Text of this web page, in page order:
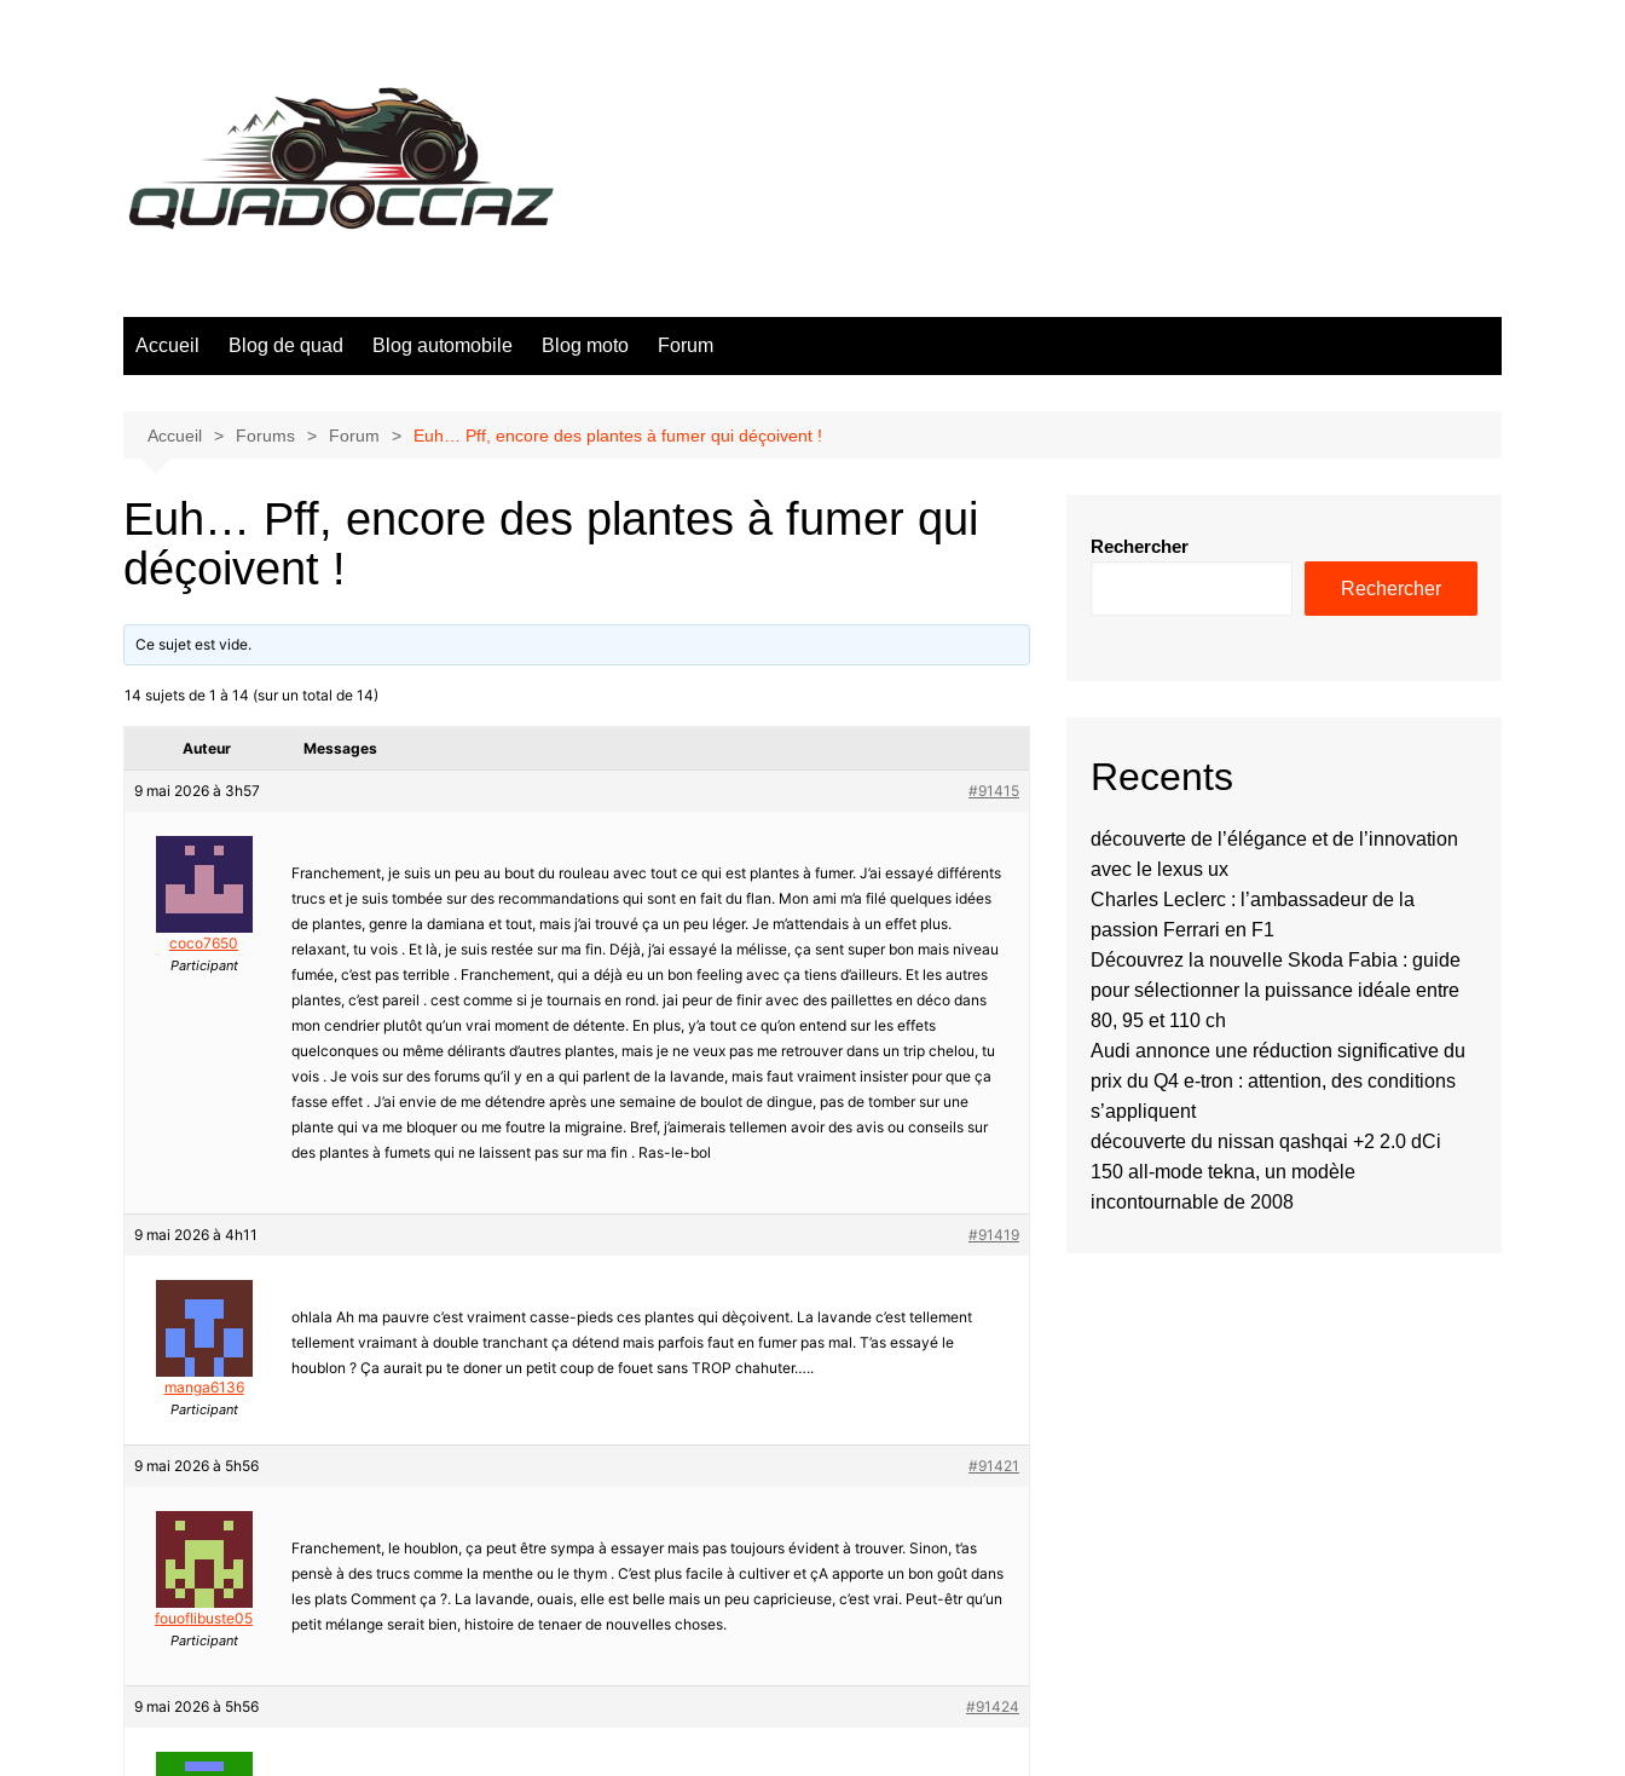
Accueil Blog de quad Blog automobile Blog moto Forum
Accueil Forums Forum Euh… Pff, encore des plantes à fumer qui déçoivent !
Euh… Pff, encore des plantes à fumer qui
déçoivent !
Ce sujet est vide.
14 sujets de 1 à 14 (sur un total de 14)
Auteur Messages
9 mai 2026 à 3h57 #91415
coco7650
Participant
Franchement, je suis un peu au bout du rouleau avec tout ce qui est plantes à fumer. J’ai essayé différents
trucs et je suis tombée sur des recommandations qui sont en fait du flan. Mon ami m’a filé quelques idées
de plantes, genre la damiana et tout, mais j’ai trouvé ça un peu léger. Je m’attendais à un effet plus.
relaxant, tu vois . Et là, je suis restée sur ma fin. Déjà, j’ai essayé la mélisse, ça sent super bon mais niveau
fumée, c’est pas terrible . Franchement, qui a déjà eu un bon feeling avec ça tiens d’ailleurs. Et les autres
plantes, c’est pareil . cest comme si je tournais en rond. jai peur de finir avec des paillettes en déco dans
mon cendrier plutôt qu’un vrai moment de détente. En plus, y’a tout ce qu’on entend sur les effets
quelconques ou même délirants d’autres plantes, mais je ne veux pas me retrouver dans un trip chelou, tu
vois . Je vois sur des forums qu’il y en a qui parlent de la lavande, mais faut vraiment insister pour que ça
fasse effet . J’ai envie de me détendre après une semaine de boulot de dingue, pas de tomber sur une
plante qui va me bloquer ou me foutre la migraine. Bref, j’aimerais tellemen avoir des avis ou conseils sur
des plantes à fumets qui ne laissent pas sur ma fin . Ras-le-bol
9 mai 2026 à 4h11 #91419
manga6136
Participant
ohlala Ah ma pauvre c’est vraiment casse-pieds ces plantes qui dèçoivent. La lavande c’est tellement
tellement vraimant à double tranchant ça détend mais parfois faut en fumer pas mal. T’as essayé le
houblon ? Ça aurait pu te doner un petit coup de fouet sans TROP chahuter…..
9 mai 2026 à 5h56 #91421
fouoflibuste05
Participant
Franchement, le houblon, ça peut être sympa à essayer mais pas toujours évident à trouver. Sinon, t’as
pensè à des trucs comme la menthe ou le thym . C’est plus facile à cultiver et çA apporte un bon goût dans
les plats Comment ça ?. La lavande, ouais, elle est belle mais un peu capricieuse, c’est vrai. Peut-êtr qu’un
petit mélange serait bien, histoire de tenaer de nouvelles choses.
9 mai 2026 à 5h56 #91424
Rechercher
Rechercher
Recents
découverte de l’élégance et de l’innovation
avec le lexus ux
Charles Leclerc : l’ambassadeur de la
passion Ferrari en F1
Découvrez la nouvelle Skoda Fabia : guide
pour sélectionner la puissance idéale entre
80, 95 et 110 ch
Audi annonce une réduction significative du
prix du Q4 e-tron : attention, des conditions
s’appliquent
découverte du nissan qashqai +2 2.0 dCi
150 all-mode tekna, un modèle
incontournable de 2008